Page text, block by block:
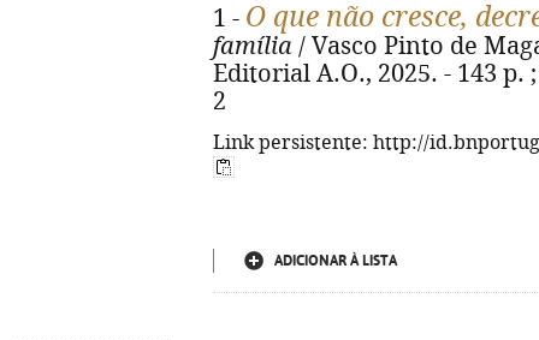
1 - O que não cresce,
família / Vasco Pinto de
Editorial A.O., 2025. - 143 p.
2
Link persistente: http://
ADICIONAR À LISTA